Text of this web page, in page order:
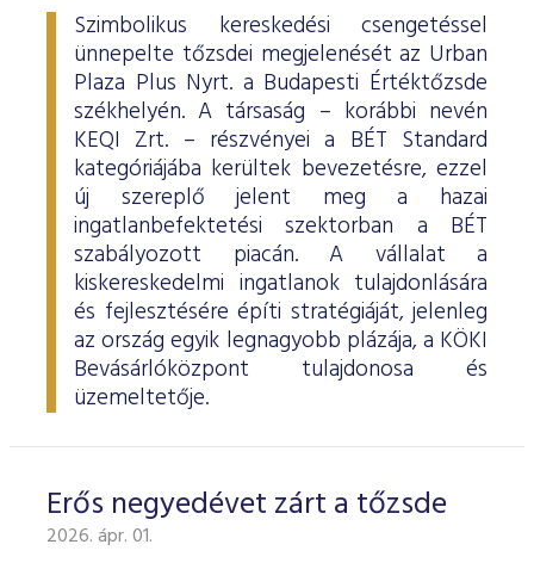
Szimbolikus kereskedési csengetéssel
ünnepelte tőzsdei megjelenését az Urban
Plaza Plus Nyrt. a Budapesti Értéktőzsde
székhelyén. A társaság – korábbi nevén
KEQI Zrt. – részvényei a BÉT Standard
kategóriájába kerültek bevezetésre, ezzel
új szereplő jelent meg a hazai
ingatlanbefektetési szektorban a BÉT
szabályozott piacán. A vállalat a
kiskereskedelmi ingatlanok tulajdonlására
és fejlesztésére építi stratégiáját, jelenleg
az ország egyik legnagyobb plázája, a KÖKI
Bevásárlóközpont tulajdonosa és
üzemeltetője.
Erős negyedévet zárt a tőzsde
2026. ápr. 01.